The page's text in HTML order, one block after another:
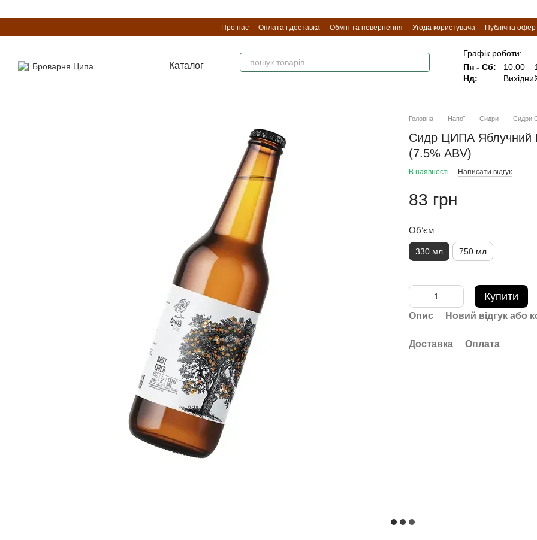
Про нас Оплата і доставка Обмін та повернення Угода користувача Публічна
Каталог
Графік роботи:
Пн - Сб:
10:00 –
Нд:
Головна Напої Сидри Сидри
Сидр ЦИПА Яблучний
(7.5% ABV)
В наявності Написати відгук
83 грн
Обʼєм
330 мл 750 мл
Купити
Опис Новий відгук або
Доставка Оплата